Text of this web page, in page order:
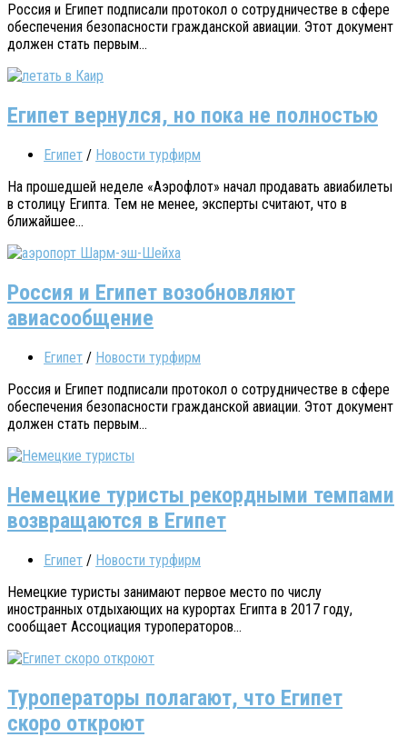
Россия и Египет подписали протокол о сотрудничестве в сфере
обеспечения безопасности гражданской авиации. Этот документ
должен стать первым...
Египет вернулся, но пока не полностью
Египет / Новости турфирм
На прошедшей неделе «Аэрофлот» начал продавать авиабилеты
в столицу Египта. Тем не менее, эксперты считают, что в
ближайшее...
Россия и Египет возобновляют
авиасообщение
Египет / Новости турфирм
Россия и Египет подписали протокол о сотрудничестве в сфере
обеспечения безопасности гражданской авиации. Этот документ
должен стать первым...
Немецкие туристы рекордными темпами
возвращаются в Египет
Египет / Новости турфирм
Немецкие туристы занимают первое место по числу
иностранных отдыхающих на курортах Египта в 2017 году,
сообщает Ассоциация туроператоров...
Туроператоры полагают, что Египет
скоро откроют